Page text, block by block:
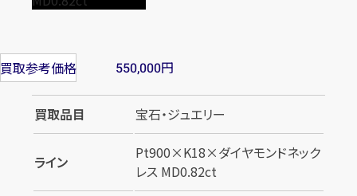
買取参考価格 550,000円
買取品目 宝石・ジュエリー
ライン
Pt900×K18×ダイヤモンドネック
レス MD0.82ct